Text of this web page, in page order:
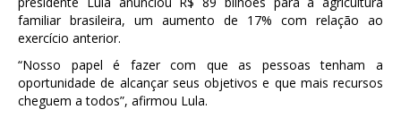
familiar brasileira, um aumento de 17% com relação ao
exercício anterior.
“Nosso papel é fazer com que as pessoas tenham a
oportunidade de alcançar seus objetivos e que mais recursos
cheguem a todos”, afirmou Lula.